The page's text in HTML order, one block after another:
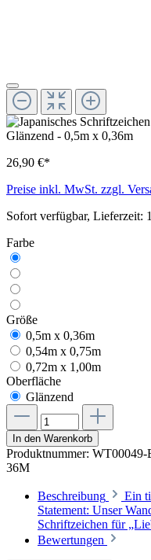
26,90 €*
Preise inkl. MwSt. zzgl.
Sofort verfügbar, Lieferzeit:
Farbe
Größe
0,5m x 0,36m
0,54m x 0,75m
0,72m x 1,00m
Oberfläche
Glänzend
In den Warenkorb
Produktnummer:
36M
Beschreibung
Ein
Statement: Unser
Schriftzeichen für
Bewertungen